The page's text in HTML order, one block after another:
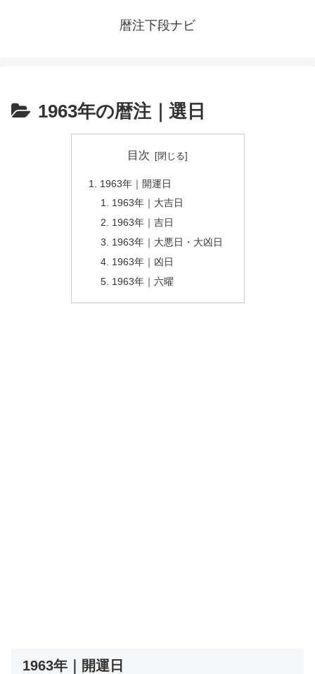
暦注下段ナビ
1963年の暦注｜選日
目次
1963年｜開運日
1963年｜大吉日
1963年｜吉日
1963年｜大悪日・大凶日
1963年｜凶日
1963年｜六曜
1963年｜開運日